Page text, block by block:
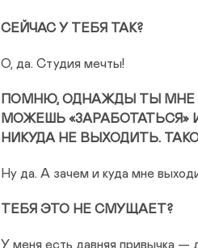
СЕЙЧАС У ТЕБЯ ТАК?
О, да. Студия мечты!
ПОМНЮ, ОДНАЖДЫ ТЫ МНЕ
МОЖЕШЬ «ЗАРАБОТАТЬСЯ»
НИКУДА НЕ ВЫХОДИТЬ.
Ну да. А зачем и куда мне
ТЕБЯ ЭТО НЕ СМУЩАЕТ?
У меня есть давняя привычка —